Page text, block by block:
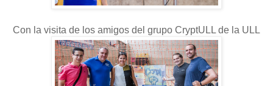
Con la visita de los amigos del grupo CryptULL de la ULL